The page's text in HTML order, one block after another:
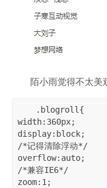
陌小雨觉得不太美
.blogroll{
width:360px;
display:block;
/*记得清除浮动*/
overflow:auto;
/*兼容IE6*/
zoom:1;